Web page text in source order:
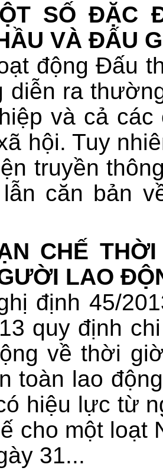
SỐ ĐẶC
VÀ ĐẤU
động Đấu
diễn ra
và cả
hội. Tuy
truyền
căn bản
CHẾ
LAO
định 45/
quy định
về thời
toàn lao
hiệu lực từ
cho một loạt
31...